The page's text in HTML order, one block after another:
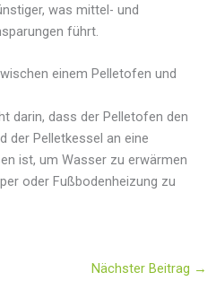
was mittel- und
führt.
einem Pelletofen und
darin, dass der Pelletofen den
der Pelletkessel an eine
ist, um Wasser zu erwärmen
oder Fußbodenheizung zu
Nächster Beitrag →